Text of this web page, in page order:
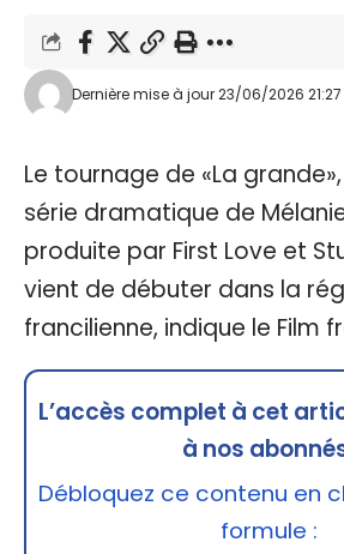
Dernière mise à jour 23/06/2026 21:27
Le tournage de «La
série dramatique de
produite par First Love et
vient de débuter dans la
francilienne, indique le Film
L’accès complet à cet
à nos
Débloquez ce contenu en
formule :